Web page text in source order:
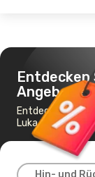
Entdecken
Angebote
Entdecke die
Luka
Hin- und